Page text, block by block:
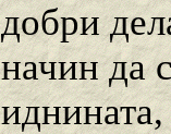
добри
начин да